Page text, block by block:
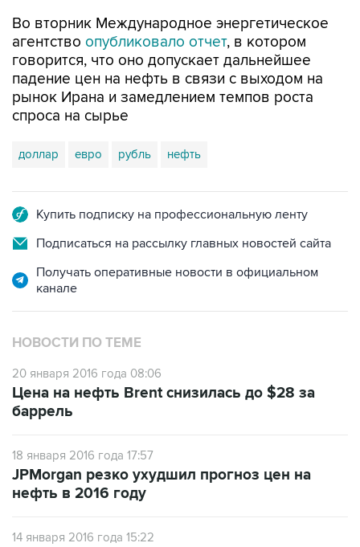
Во вторник Международное энергетическое
агентство опубликовало отчет, в котором
говорится, что оно допускает дальнейшее
падение цен на нефть в связи с выходом на
рынок Ирана и замедлением темпов роста
спроса на сырье
доллар евро рубль нефть
Купить подписку на профессиональную ленту
Подписаться на рассылку главных новостей сайта
Получать оперативные новости в официальном
канале
НОВОСТИ ПО ТЕМЕ
20 января 2016 года 08:06
Цена на нефть Brent снизилась до $28 за
баррель
18 января 2016 года 17:57
JPMorgan резко ухудшил прогноз цен на
нефть в 2016 году
14 января 2016 года 15:22